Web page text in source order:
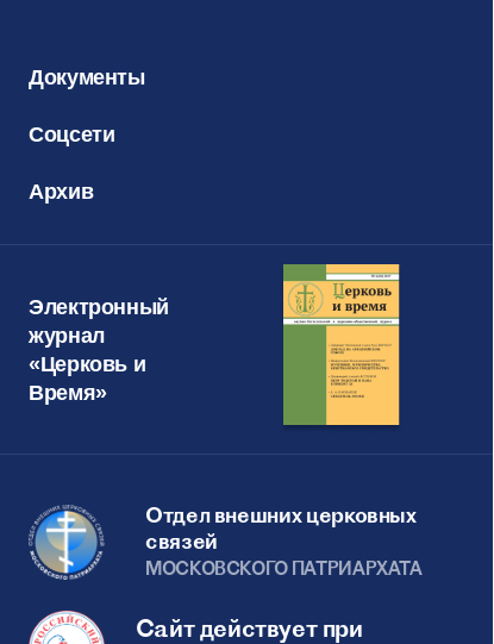
Документы
Соцсети
Архив
Электронный
журнал
«Церковь и
Время»
Отдел внешних церковных
связей
МОСКОВСКОГО ПАТРИАРХАТА
Сайт действует при